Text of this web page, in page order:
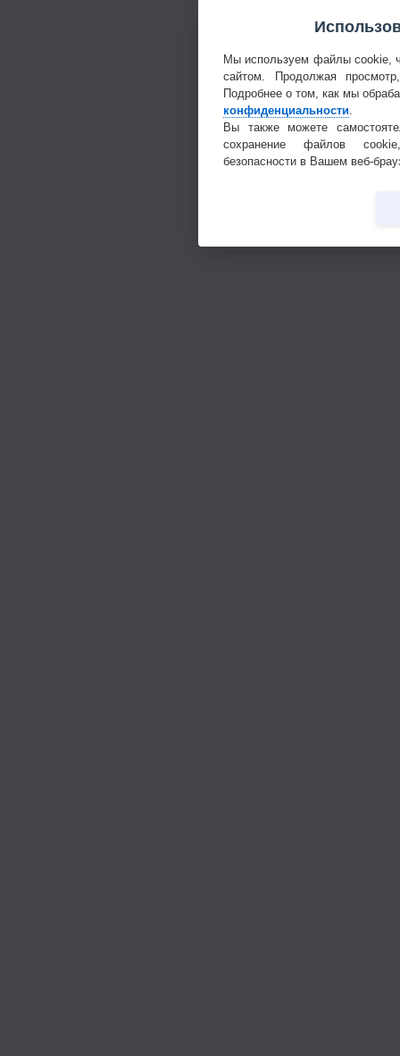
Мы используем файлы cookie,
сайтом. Продолжая
Подробнее о том, как мы
конфиденциальности.
Вы также можете
сохранение файлов
безопасности в Вашем веб-